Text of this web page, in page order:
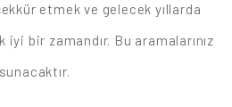
etmek ve gelecek yıllarda
bir zamandır. Bu aramalarınız